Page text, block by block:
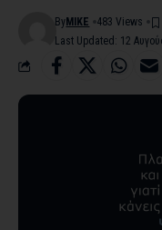
Last Updated: 12
By MIKE 483 Views